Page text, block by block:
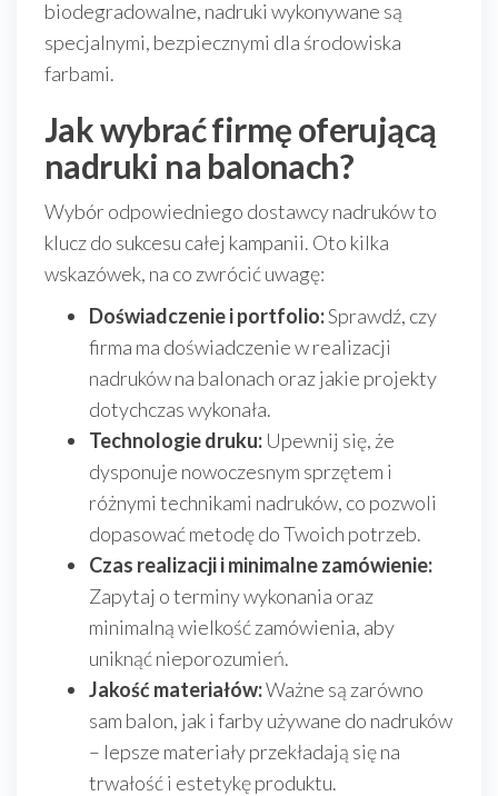
biodegradowalne, nadruki wykonywane są
specjalnymi, bezpiecznymi dla środowiska
farbami.
Jak wybrać firmę oferującą
nadruki na balonach?
Wybór odpowiedniego dostawcy nadruków to
klucz do sukcesu całej kampanii. Oto kilka
wskazówek, na co zwrócić uwagę:
Doświadczenie i portfolio:Sprawdź, czy
firma ma doświadczenie w realizacji
nadruków na balonach oraz jakie projekty
dotychczas wykonała.
Technologie druku: Upewnij się, że
dysponuje nowoczesnym sprzętem i
różnymi technikami nadruków, co pozwoli
dopasować metodę do Twoich potrzeb.
Czas realizacji i minimalne zamówienie:
Zapytaj o terminy wykonania oraz
minimalną wielkość zamówienia, aby
uniknąć nieporozumień.
Jakość materiałów:Ważne są zarówno
sam balon, jak i farby używane do nadruków
– lepsze materiały przekładają się na
trwałość i estetykę produktu.